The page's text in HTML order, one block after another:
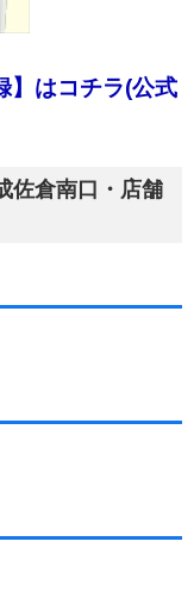
】はコチラ(公式
佐倉南口・店舗